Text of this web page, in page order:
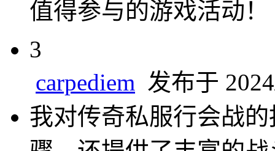
值得参与的游戏活动！
3
carpediem 发布于
我对传奇私服行会战